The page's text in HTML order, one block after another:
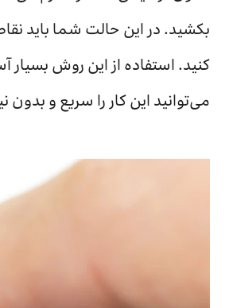
بکشید. در این حالت شما باید
کنید. استفاده از این روش
می‌توانید این کار را سریع و بدون